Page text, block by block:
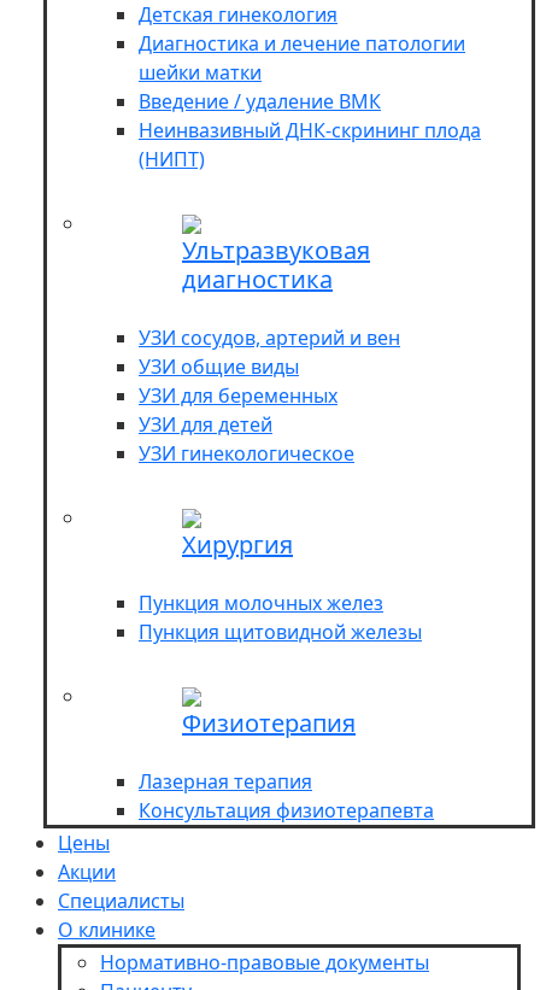
Детская гинекология
Диагностика и лечение патологии
шейки матки
Введение / удаление ВМК
Неинвазивный ДНК-скрининг плода
(НИПТ)
Ультразвуковая
диагностика
УЗИ сосудов, артерий и вен
УЗИ общие виды
УЗИ для беременных
УЗИ для детей
УЗИ гинекологическое
Хирургия
Пункция молочных желез
Пункция щитовидной железы
Физиотерапия
Лазерная терапия
Консультация физиотерапевта
Цены
Акции
Специалисты
О клинике
Нормативно-правовые документы